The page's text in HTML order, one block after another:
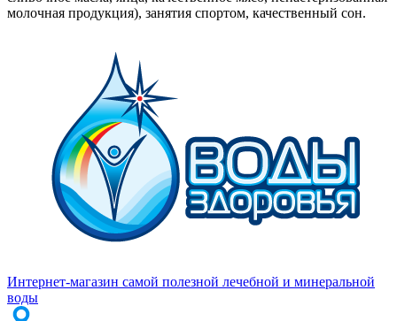
молочная продукция), занятия спортом, качественный сон.
Интернет-магазин самой полезной лечебной и минеральной
воды